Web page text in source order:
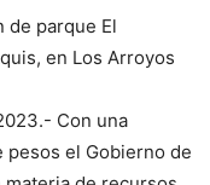
de parque El
en Los Arroyos
Con una
el Gobierno de